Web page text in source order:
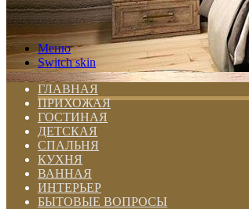
Меню
Switch skin
ГЛАВНАЯ
ПРИХОЖАЯ
ГОСТИНАЯ
ДЕТСКАЯ
СПАЛЬНЯ
КУХНЯ
ВАННАЯ
ИНТЕРЬЕР
БЫТОВЫЕ ВОПРОСЫ